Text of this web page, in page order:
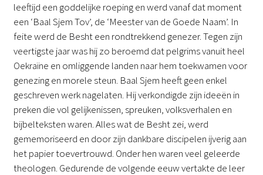
leeftijd een goddelijke roeping en werd vanaf dat moment
een ‘Baal Sjem Tov’, de ‘Meester van de Goede Naam’. In
feite werd de Besht een rondtrekkend genezer. Tegen zijn
veertigste jaar was hij zo beroemd dat pelgrims vanuit heel
Oekraïne en omliggende landen naar hem toekwamen voor
genezing en morele steun. Baal Sjem heeft geen enkel
geschreven werk nagelaten. Hij verkondigde zijn ideeën in
preken die vol gelijkenissen, spreuken, volksverhalen en
bijbelteksten waren. Alles wat de Besht zei, werd
gememoriseerd en door zijn dankbare discipelen ijverig aan
het papier toevertrouwd. Onder hen waren veel geleerde
theologen. Gedurende de volgende eeuw vertakte de leer